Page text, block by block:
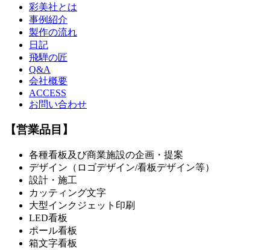
彩美社とは
事例紹介
製作の流れ
日記
飛騨の匠
Q&A
会社概要
ACCESS
お問い合わせ
【営業品目】
各種看板及び商業施設の企画・提案
デザイン（ロゴデザイン/看板デザイン等）
設計・施工
カッティング文字
大型インクジェット印刷
LED看板
ポール看板
箱文字看板